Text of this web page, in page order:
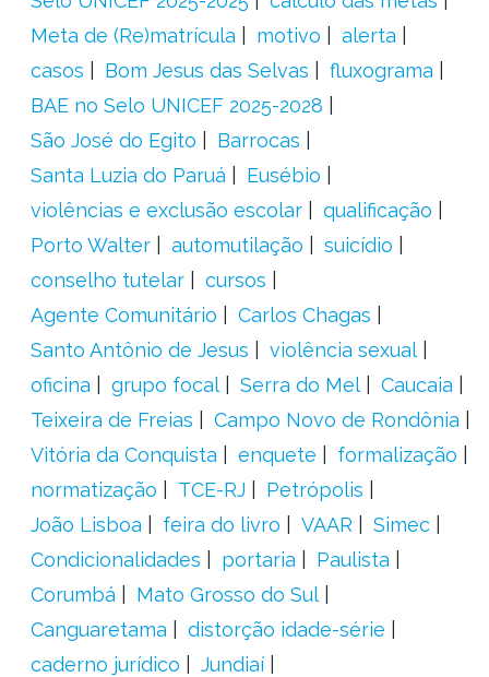
Meta de (Re)matrícula
motivo
alerta
casos
Bom Jesus das Selvas
fluxograma
BAE no Selo UNICEF 2025-2028
São José do Egito
Barrocas
Santa Luzia do Paruá
Eusébio
violências e exclusão escolar
qualificação
Porto Walter
automutilação
suicídio
conselho tutelar
cursos
Agente Comunitário
Carlos Chagas
Santo Antônio de Jesus
violência sexual
oficina
grupo focal Serra do Mel
Caucaia
Teixeira de Freias
Campo Novo de Rondônia
Vitória da Conquista
enquete
formalização
normatização
TCE-RJ
Petrópolis
João Lisboa
feira do livro VAAR
Simec
Condicionalidades
portaria
Paulista
Corumbá
Mato Grosso do Sul
Canguaretama
distorção idade-série
caderno jurídico
Jundiaí